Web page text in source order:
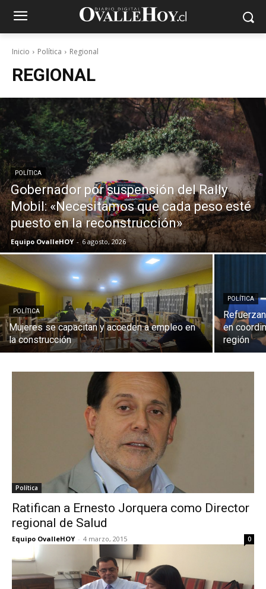
Inicio Política Regional
REGIONAL
POLÍTICA
Gobernador por suspensión del Rally
Mobil: «Necesitamos que cada peso esté
puesto en la reconstrucción»
Equipo OvalleHOY - 6 agosto, 2026
POLÍTICA
Mujeres se capacitan y acceden a empleo en
la construcción
POLÍTICA
en
región
Política
Ratifican a Ernesto Jorquera como Director
regional de Salud
Equipo OvalleHOY - 4 marzo, 2015 0